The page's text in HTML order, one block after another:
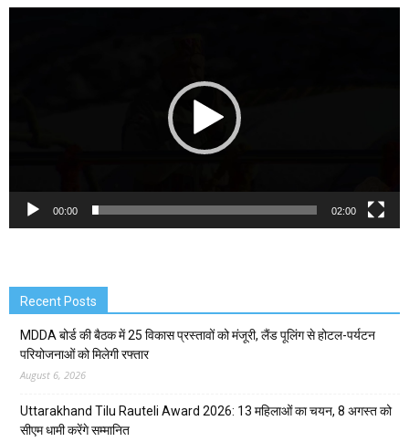
00:00 02:00
Recent Posts
MDDA बोर्ड की बैठक में 25 विकास प्रस्तावों को मंजूरी, लैंड पूलिंग से होटल-पर्यटन
परियोजनाओं को मिलेगी रफ्तार
August 6, 2026
Uttarakhand Tilu Rauteli Award 2026: 13 महिलाओं का चयन, 8 अगस्त को
सीएम धामी करेंगे सम्मानित